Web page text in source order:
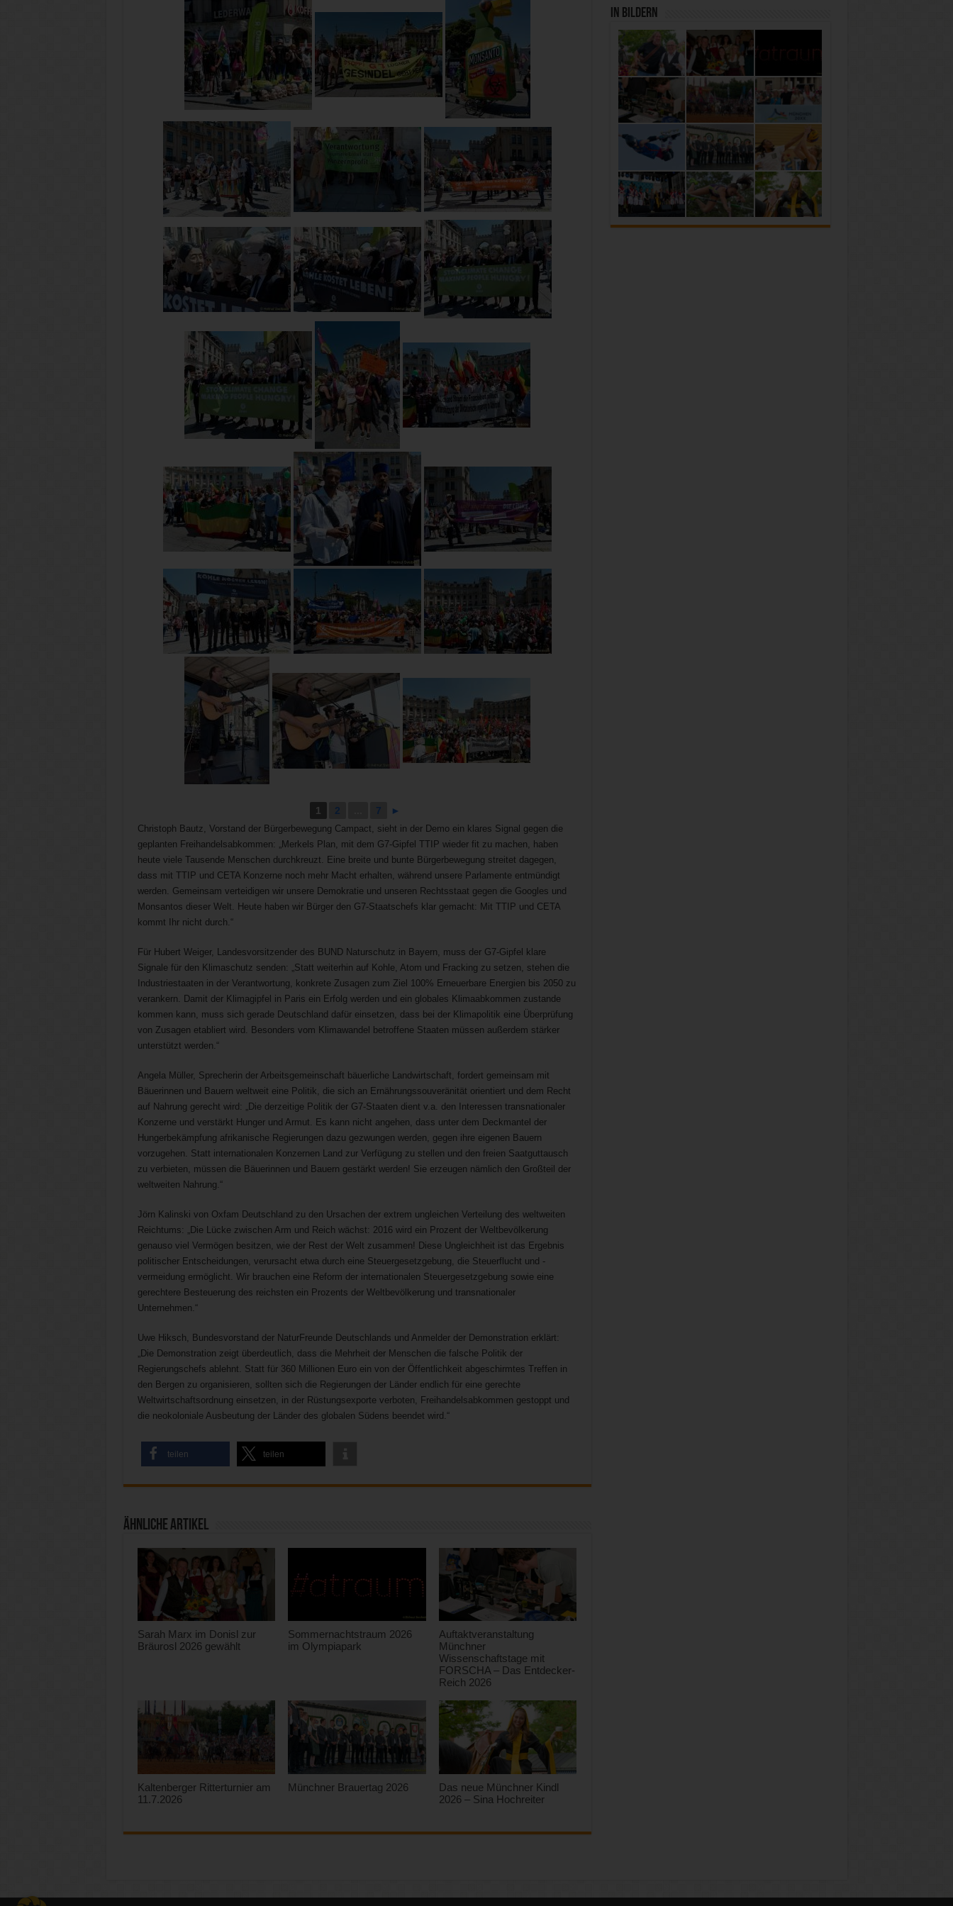
1 2 7 ►
Christoph Bautz, Vorstand der Bürgerbewegung Campact, sieht in der Demo ein klares Signal gegen die
geplanten Freihandelsabkommen: „Merkels Plan, mit dem G7-Gipfel TTIP wieder fit zu machen, haben
heute viele Tausende Menschen durchkreuzt. Eine breite und bunte Bürgerbewegung streitet dagegen,
dass mit TTIP und CETA Konzerne noch mehr Macht erhalten, während unsere Parlamente entmündigt
werden. Gemeinsam verteidigen wir unsere Demokratie und unseren Rechtsstaat gegen die Googles und
Monsantos dieser Welt. Heute haben wir Bürger den G7-Staatschefs klar gemacht: Mit TTIP und CETA
kommt Ihr nicht durch.“
Für Hubert Weiger, Landesvorsitzender des BUND Naturschutz in Bayern, muss der G7-Gipfel klare
Signale für den Klimaschutz senden: „Statt weiterhin auf Kohle, Atom und Fracking zu setzen, stehen die
Industriestaaten in der Verantwortung, konkrete Zusagen zum Ziel 100% Erneuerbare Energien bis 2050 zu
verankern. Damit der Klimagipfel in Paris ein Erfolg werden und ein globales Klimaabkommen zustande
kommen kann, muss sich gerade Deutschland dafür einsetzen, dass bei der Klimapolitik eine Überprüfung
von Zusagen etabliert wird. Besonders vom Klimawandel betroffene Staaten müssen außerdem stärker
unterstützt werden.“
Angela Müller, Sprecherin der Arbeitsgemeinschaft bäuerliche Landwirtschaft, fordert gemeinsam mit
Bäuerinnen und Bauern weltweit eine Politik, die sich an Ernährungssouveränität orientiert und dem Recht
auf Nahrung gerecht wird: „Die derzeitige Politik der G7-Staaten dient v.a. den Interessen transnationaler
Konzerne und verstärkt Hunger und Armut. Es kann nicht angehen, dass unter dem Deckmantel der
Hungerbekämpfung afrikanische Regierungen dazu gezwungen werden, gegen ihre eigenen Bauern
vorzugehen. Statt internationalen Konzernen Land zur Verfügung zu stellen und den freien Saatguttausch
zu verbieten, müssen die Bäuerinnen und Bauern gestärkt werden! Sie erzeugen nämlich den Großteil der
weltweiten Nahrung.“
Jörn Kalinski von Oxfam Deutschland zu den Ursachen der extrem ungleichen Verteilung des weltweiten
Reichtums: „Die Lücke zwischen Arm und Reich wächst: 2016 wird ein Prozent der Weltbevölkerung
genauso viel Vermögen besitzen, wie der Rest der Welt zusammen! Diese Ungleichheit ist das Ergebnis
politischer Entscheidungen, verursacht etwa durch eine Steuergesetzgebung, die Steuerflucht und -
vermeidung ermöglicht. Wir brauchen eine Reform der internationalen Steuergesetzgebung sowie eine
gerechtere Besteuerung des reichsten ein Prozents der Weltbevölkerung und transnationaler
Unternehmen.“
Uwe Hiksch, Bundesvorstand der NaturFreunde Deutschlands und Anmelder der Demonstration erklärt:
„Die Demonstration zeigt überdeutlich, dass die Mehrheit der Menschen die falsche Politik der
Regierungschefs ablehnt. Statt für 360 Millionen Euro ein von der Öffentlichkeit abgeschirmtes Treffen in
den Bergen zu organisieren, sollten sich die Regierungen der Länder endlich für eine gerechte
Weltwirtschaftsordnung einsetzen, in der Rüstungsexporte verboten, Freihandelsabkommen gestoppt und
die neokoloniale Ausbeutung der Länder des globalen Südens beendet wird.“
teilen teilen
Ähnliche Artikel
Sarah Marx im Donisl zur
Bräurosl 2026 gewählt
Sommernachtstraum 2026
im Olympiapark
Auftaktveranstaltung
Münchner
Wissenschaftstage mit
FORSCHA – Das Entdecker-
Reich 2026
Kaltenberger Ritterturnier am
11.7.2026
Münchner Brauertag 2026
Das neue Münchner Kindl
2026 – Sina Hochreiter
In Bildern